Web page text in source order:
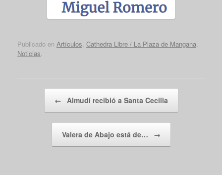
Publicado en Artículos Cathedra Libre / La Plaza de Mangana
Noticias
← Almudí recibió a Santa Cecilia
Valera de Abajo está de… →